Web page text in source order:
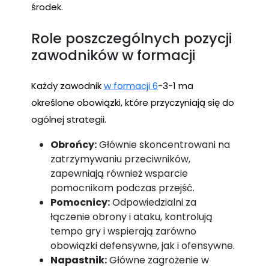
środek.
Role poszczególnych pozycji
zawodników w formacji
Każdy zawodnikw formacji 6-3-1 ma
określone obowiązki, które przyczyniają się do
ogólnej strategii.
Obrońcy:Głównie skoncentrowani na
zatrzymywaniu przeciwników,
zapewniają również wsparcie
pomocnikom podczas przejść.
Pomocnicy:Odpowiedzialni za
łączenie obrony i ataku, kontrolują
tempo gry i wspierają zarówno
obowiązki defensywne, jak i ofensywne.
Napastnik:Główne zagrożenie w